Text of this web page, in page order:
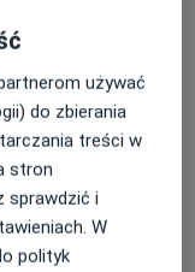
używać
do zbierania
treści w
stron
sprawdzić i
W
polityk